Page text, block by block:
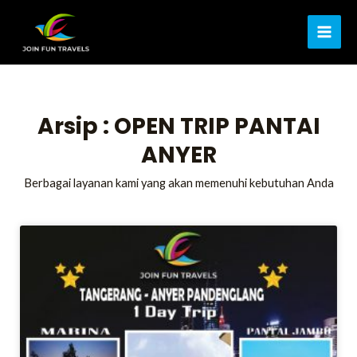
konten
Arsip : OPEN TRIP PANTAI
ANYER
Berbagai layanan kami yang akan memenuhi kebutuhan Anda